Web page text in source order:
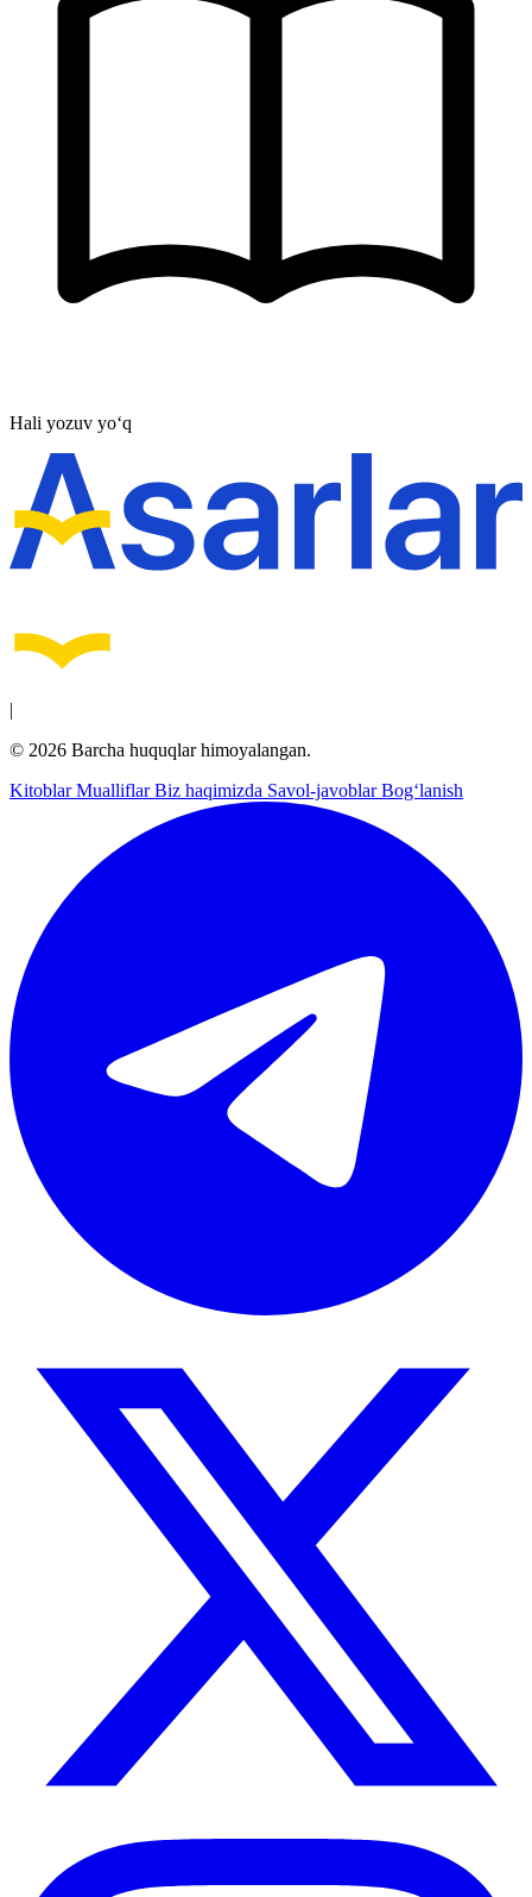
Hali yozuv yo‘q
|
© 2026 Barcha huquqlar himoyalangan.
KitoblarMualliflarBiz haqimizda Savol-javoblarBog‘lanish